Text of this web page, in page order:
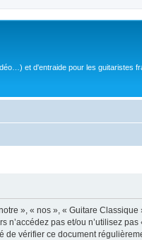
et d'entraide pour les guitaristes
», « nos », « Guitare
n’accédez pas et/ou n’utilisez
vérifier ce document